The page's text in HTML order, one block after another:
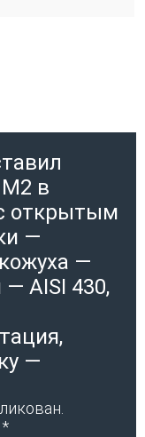
М2 в
открытым
—
—
AISI 430,
—
*